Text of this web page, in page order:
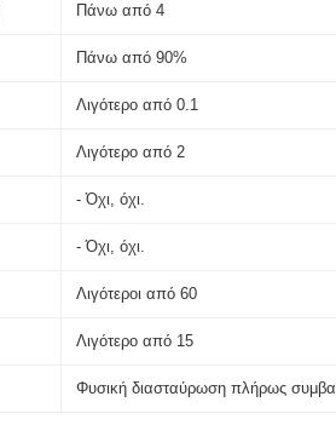
Πάνω από 4
Πάνω από 90%
Λιγότερο από 0.1
Λιγότερο από 2
- Όχι, όχι.
- Όχι, όχι.
Λιγότεροι από 60
Λιγότερο από 15
Φυσική διασταύρωση πλήρως